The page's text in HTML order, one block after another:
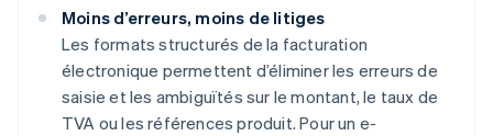
Moins d’erreurs, moins de litiges
Les formats structurés de la facturation
électronique permettent d’éliminer les erreurs de
saisie et les ambiguïtés sur le montant, le taux de
TVA ou les références produit. Pour un e-